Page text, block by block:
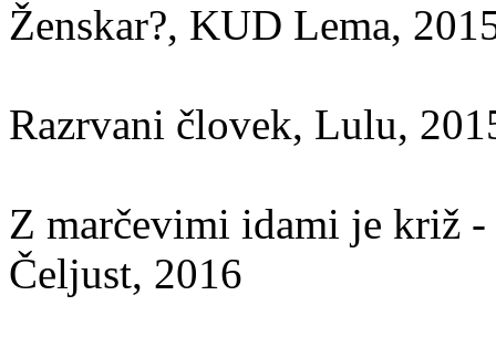
Ženskar?, KUD Lema,
Razrvani človek, Lulu,
Z marčevimi idami je križ
Čeljust, 2016